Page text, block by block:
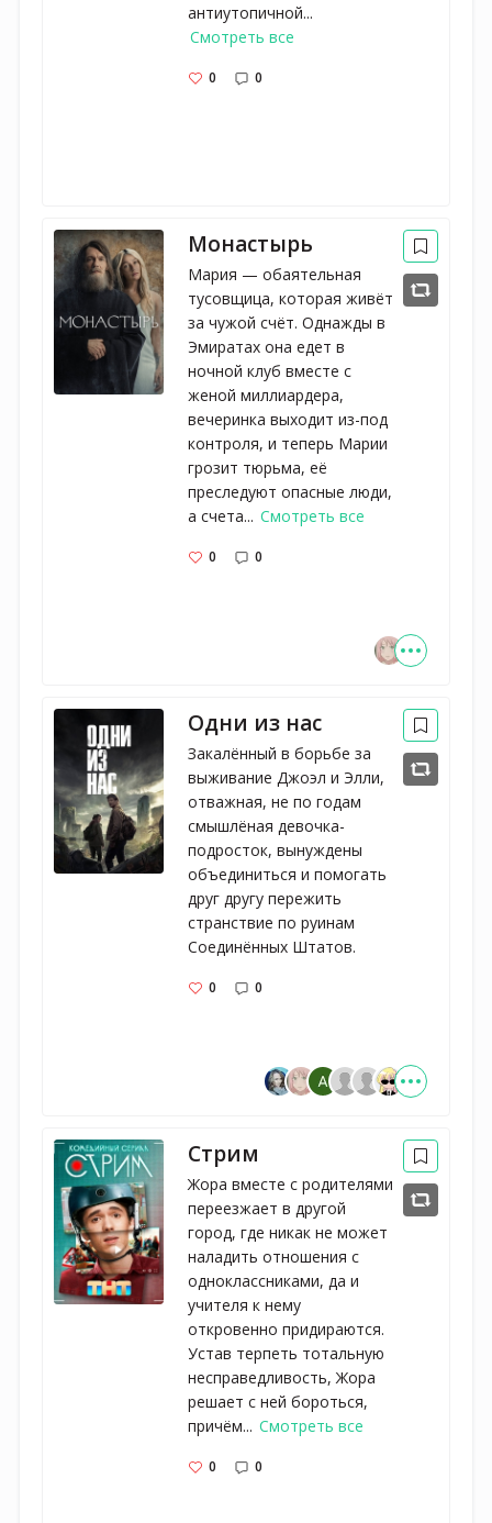
антиутопичной...
Смотреть все
0 0
Монастырь
Мария — обаятельная
тусовщица, которая живёт
за чужой счёт. Однажды в
Эмиратах она едет в
ночной клуб вместе с
женой миллиардера,
вечеринка выходит из-под
контроля, и теперь Марии
грозит тюрьма, её
преследуют опасные люди,
а счета... Смотреть все
0 0
Одни из нас
Закалённый в борьбе за
выживание Джоэл и Элли,
отважная, не по годам
смышлёная девочка-
подросток, вынуждены
объединиться и помогать
друг другу пережить
странствие по руинам
Соединённых Штатов.
0 0
Стрим
Жора вместе с родителями
переезжает в другой
город, где никак не может
наладить отношения с
одноклассниками, да и
учителя к нему
откровенно придираются.
Устав терпеть тотальную
несправедливость, Жора
решает с ней бороться,
причём... Смотреть все
0 0